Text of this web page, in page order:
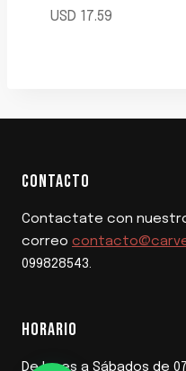
USD 17.59
CONTACTO
Contactate con
correo
099828543.
HORARIO
De lunes a Sábados de